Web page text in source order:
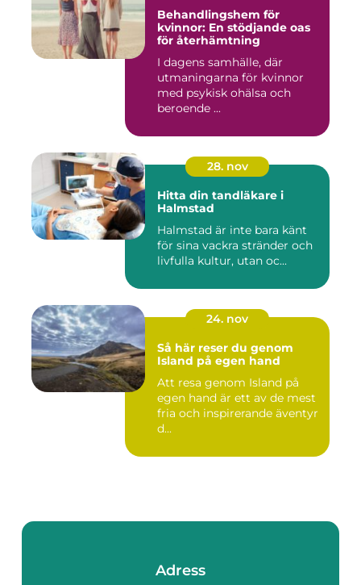
Behandlingshem för
kvinnor: En stödjande oas
för återhämtning
I dagens samhälle, där
utmaningarna för kvinnor
med psykisk ohälsa och
beroende ...
28. nov
Hitta din tandläkare i
Halmstad
Halmstad är inte bara känt
för sina vackra stränder och
livfulla kultur, utan oc...
24. nov
Så här reser du genom
Island på egen hand
Att resa genom Island på
egen hand är ett av de mest
fria och inspirerande äventyr
d...
Adress